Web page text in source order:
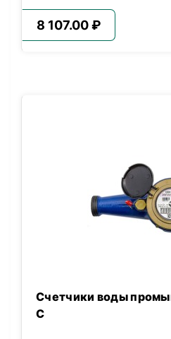
8 107.00 ₽
Счетчики воды
С